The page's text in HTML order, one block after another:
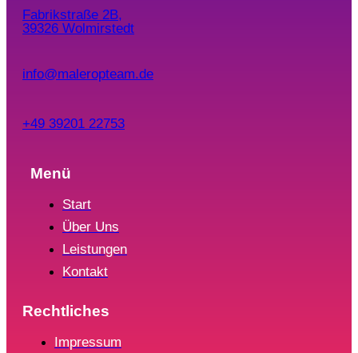
Fabrikstraße 2B,
39326 Wolmirstedt
info@maleropteam.de
+49 39201 22753
Menü
Start
Über Uns
Leistungen
Kontakt
Rechtliches
Impressum